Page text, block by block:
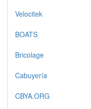
Velocitek
BOATS
Bricolage
Cabuyería
CBYA.ORG